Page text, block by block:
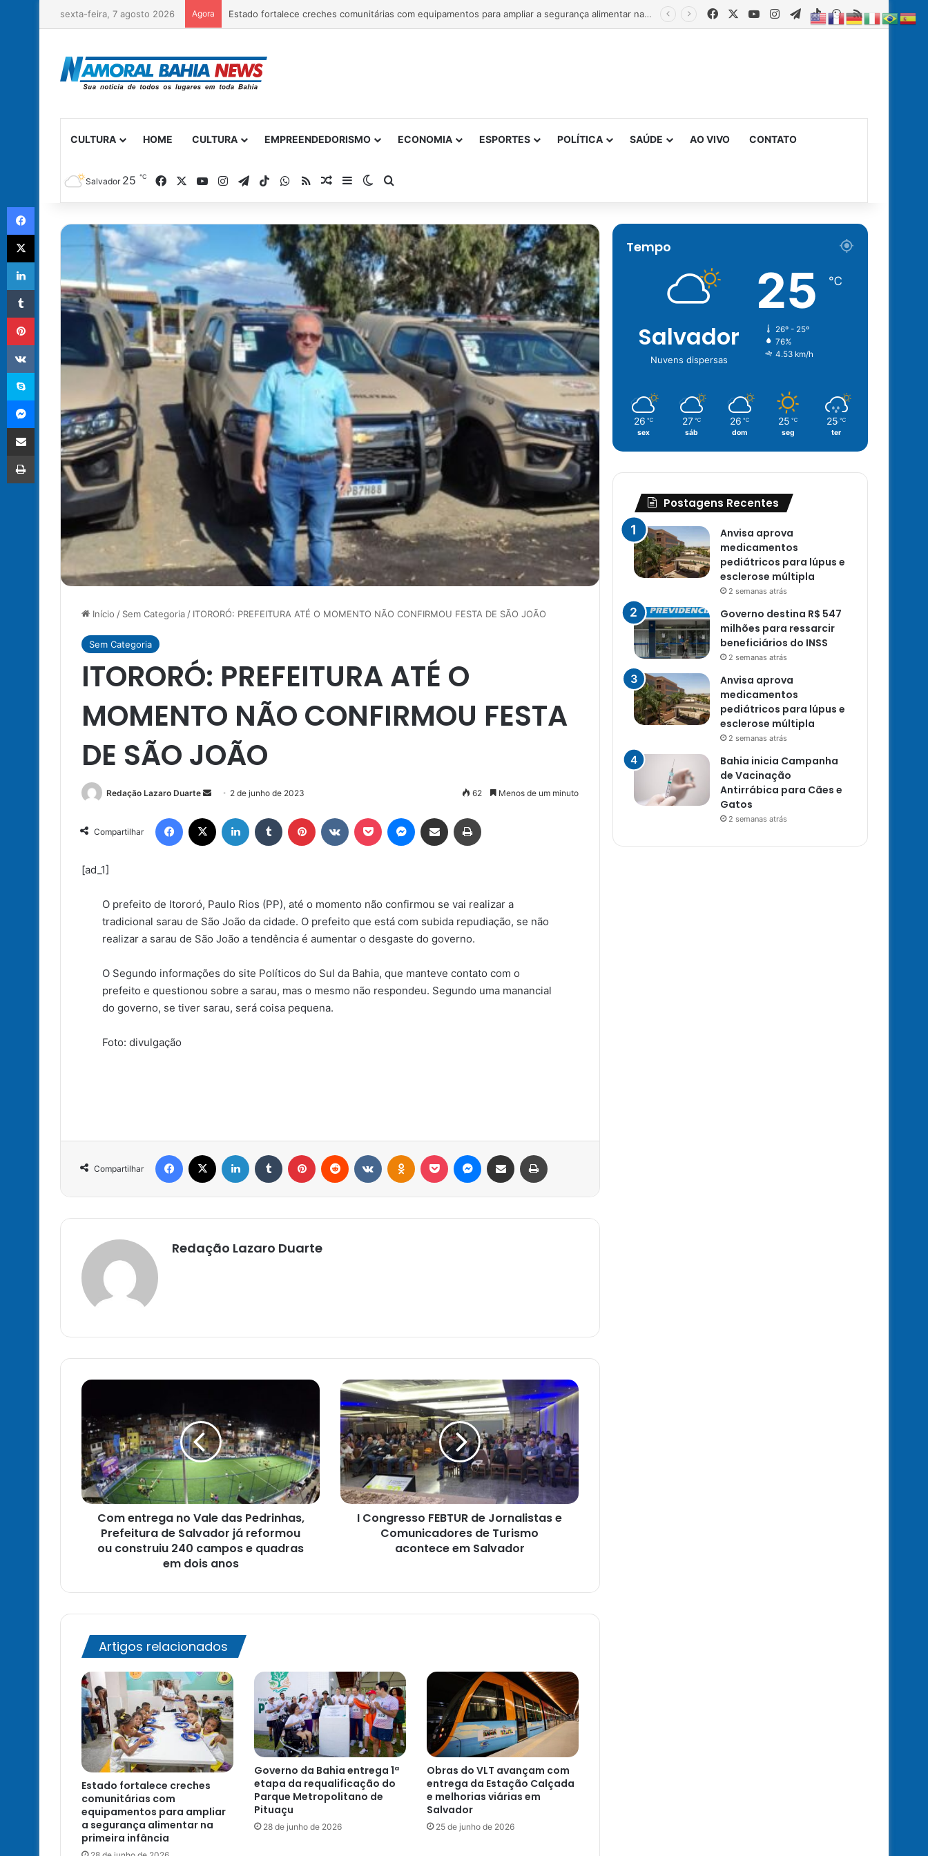
sexta-feira, 7 agosto 2026 Agora Estado fortalece creches comunitárias com equipamentos para ampliar a segurança alimentar na primeira infância FacebookYouTubeInstagram
Telegram
TikTokWhatsApp
RSS
CULTURA HOME CULTURA EMPREENDEDORISMO ECONOMIA ESPORTES POLÍTICA SAÚDE AO VIVO CONTATO
Salvador 25 ℃ FacebookYouTubeInstagram
TelegramTikTokWhatsApp
RSSArtigo Aleatório
Barra Lateral
Switch skin
Procurar por
Início / Sem Categoria/ ITORORÓ: PREFEITURA ATÉ O MOMENTO NÃO CONFIRMOU FESTA DE SÃO JOÃO
Sem Categoria
ITORORÓ: PREFEITURA ATÉ O
MOMENTO NÃO CONFIRMOU FESTA
DE SÃO JOÃO
Redação Lazaro Duarte
Mande
e-
mail
2 de junho de 2023 62 Menos de um minuto
Compartilhar
Facebook Linkedin Tumblr Pinterest Pocket Messenger
Compartilhar via e-mail
[ad_1]
O prefeito de Itororó, Paulo Rios (PP), até o momento não confirmou se vai realizar a
tradicional sarau de São João da cidade. O prefeito que está com subida repudiação, se não
realizar a sarau de São João a tendência é aumentar o desgaste do governo.
O Segundo informações do site Políticos do Sul da Bahia, que manteve contato com o
prefeito e questionou sobre a sarau, mas o mesmo não respondeu. Segundo uma manancial
do governo, se tiver sarau, será coisa pequena.
Foto: divulgação
Compartilhar
Facebook Linkedin Tumblr Pinterest Reddit Pocket Messenger
Compartilhar via e-mail
Redação Lazaro Duarte
Com
no
Vale
das
Pedrinhas,
Prefeitura
de
Salvador
reformou
quadras
dois
anos
Com entrega no Vale das Pedrinhas,
Prefeitura de Salvador já reformou
ou construiu 240 campos e quadras
em dois anos
I
Congresso
FEBTUR
de
Jornalistas
e
Comunicadores
de
Turismo
acontece
I Congresso FEBTUR de Jornalistas e
Comunicadores de Turismo
acontece em Salvador
Artigos relacionados
Estado fortalece creches
comunitárias com
equipamentos para ampliar
a segurança alimentar na
primeira infância
Governo da Bahia entrega 1ª
etapa da requalificação do
Parque Metropolitano de
Pituaçu
28 de junho de 2026
Obras do VLT avançam com
entrega da Estação Calçada
e melhorias viárias em
Salvador
25 de junho de 2026
Tempo
Salvador
Nuvens dispersas
25 ℃
26º - 25º
76%
4.53 km/h
26 ℃
sex
27 ℃
sáb
26 ℃
dom
25 ℃
seg
25 ℃
ter
Postagens Recentes
Anvisa aprova
medicamentos
pediátricos para lúpus e
esclerose múltipla
2 semanas atrás
Governo destina R$ 547
milhões para ressarcir
beneficiários do INSS
2 semanas atrás
Anvisa aprova
medicamentos
pediátricos para lúpus e
esclerose múltipla
2 semanas atrás
Bahia inicia Campanha
de Vacinação
Antirrábica para Cães e
Gatos
2 semanas atrás
Facebook
X
Linkedin
Tumblr
Pinterest
VK
Skype
Messenger
Compartilhar via e-mail
Imprimir